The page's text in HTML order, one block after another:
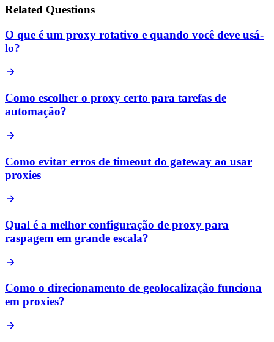
Related Questions
O que é um proxy rotativo e quando você deve usá-
lo?
Como escolher o proxy certo para tarefas de
automação?
Como evitar erros de timeout do gateway ao usar
proxies
Qual é a melhor configuração de proxy para
raspagem em grande escala?
Como o direcionamento de geolocalização funciona
em proxies?